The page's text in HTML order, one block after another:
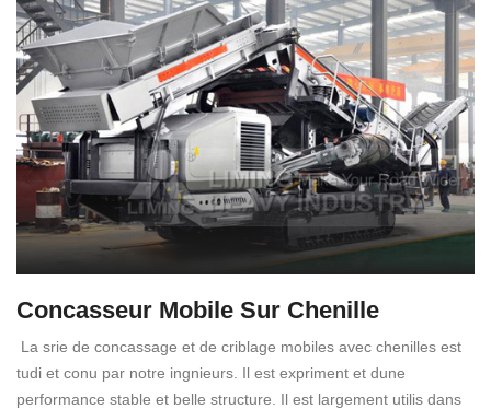
Concasseur Mobile Sur Chenille
La srie de concassage et de criblage mobiles avec chenilles est
tudi et conu par notre ingnieurs. Il est expriment et dune
performance stable et belle structure. Il est largement utilis dans